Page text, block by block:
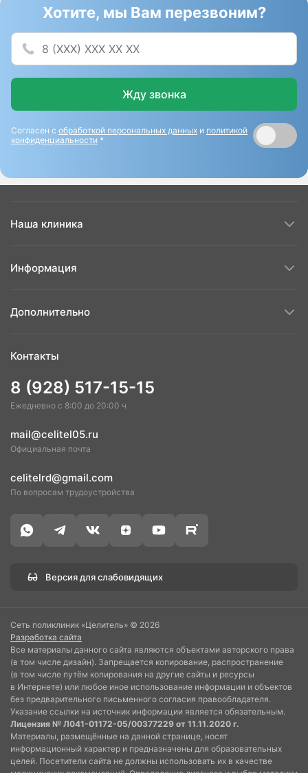
Хотите, мы Вам перезвоним?
Жду звонка
Согласен с обработкой персональных данных и политикой
конфиденциальности *
Наша клиника
Информация
Дополнительно
Контакты
8 (928) 517-15-15
Ежедневно с 8:00 до 20:00 ч
mail@celitel05.ru
Официальная почта
celitelrd@gmail.com
По вопросам трудоустройства
Версия для слабовидящих
Сеть поликлиник «Целитель» © 2026
Разработка сайта
Все материалы данного сайта являются объектами авторского права
(в том числе дизайн). Запрещается копирование, распространение
(в том числе путём копирования на другие сайты и ресурсы
в Интернете) или любое иное использование информации и объектов
без предварительного письменного согласия правообладателя.
Указание ссылки на источник информации является обязательным.
Лицензия № Л041-01172-05/00377229 от 11.11.2020 г.
Материалы, размещённые на данной странице, носят
информационный характер и предназначены для образовательных
целей. Посетители сайта не должны использовать их в качестве